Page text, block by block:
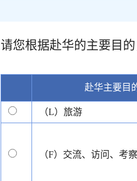
请您根据赴华的主要目
赴华主要目
（L）旅游
（F）交流、访问、考